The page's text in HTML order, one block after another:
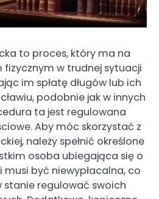
to proces, który ma na
w trudnej sytuacji
im spłatę długów lub ich
podobnie jak w innych
ta jest regulowana
Aby móc skorzystać z
należy spełnić określone
osoba ubiegająca się o
musi być niewypłacalna, co
stanie regulować swoich